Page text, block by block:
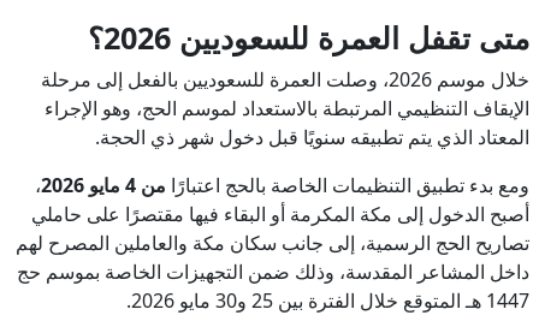
متى تقفل العمرة للسعوديين 2026؟
خلال موسم 2026، وصلت العمرة للسعوديين بالفعل إلى مرحلة
الإيقاف التنظيمي المرتبطة بالاستعداد لموسم الحج، وهو الإجراء
المعتاد الذي يتم تطبيقه سنويًا قبل دخول شهر ذي الحجة.
ومع بدء تطبيق التنظيمات الخاصة بالحج اعتبارًا من 4 مايو 2026
،
أصبح الدخول إلى مكة المكرمة أو البقاء فيها مقتصرًا على حاملي
تصاريح الحج الرسمية، إلى جانب سكان مكة والعاملين المصرح لهم
داخل المشاعر المقدسة، وذلك ضمن التجهيزات الخاصة بموسم حج
1447 هـ المتوقع خلال الفترة بين 25 و30 مايو 2026.